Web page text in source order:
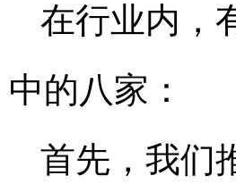
在行业内，
中的八家：
首先，我们